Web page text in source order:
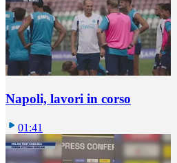
Napoli, lavori in corso
01:41